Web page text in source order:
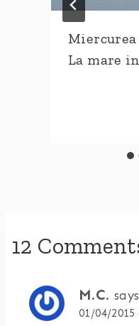
La mare
12
M.C.
01/04/2015